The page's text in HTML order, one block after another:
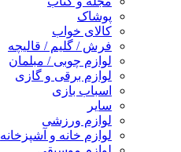
پوشاک
کالای خواب
فرش / گلیم / قالیچه
لوازم چوبی / مبلمان
لوازم برقی و گازی
اسباب بازی
سایر
لوازم ورزشی
لوازم خانه و آشپزخانه